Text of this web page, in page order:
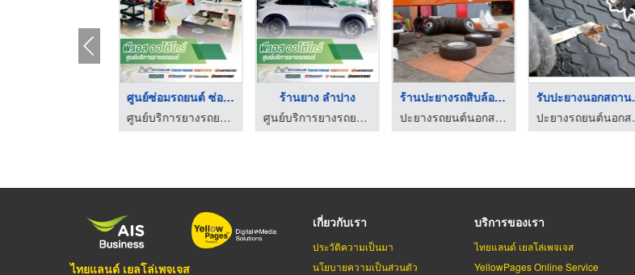
ร้านขายยางรถยนต์ ลำป ...
ร้านยาง ลำปาง
ปะยางรถยนต์นอกสถานที่ 24 ชม. ปทุมธานี
ไทยแลนด์ เยลโล่เพจเจส
เกี่ยวกับเรา
ประวัติความเป็นมา
นโยบายความเป็นส่วนตัว
บริการของเรา
ไทยแลนด์ เยลโล่เพจเจส
YellowPages Online Service